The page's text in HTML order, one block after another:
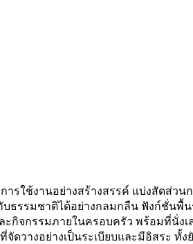
รใช้งานอย่างสร้างสรรค์ แบ่งสัดส่วน
บธรรมชาติได้อย่างกลมกลืน ฟังก์ชั่นพื้น
ะกิจกรรมภายในครอบครัว พร้อมที่นั่ง
จัดวางอย่างเป็นระเบียบและมีอิสระ ทั้